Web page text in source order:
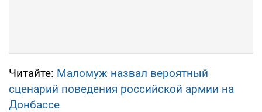
Читайте: Маломуж назвал вероятный
сценарий поведения российской армии на
Донбассе